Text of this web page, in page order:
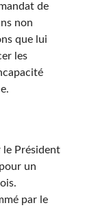
de
non
que lui
les
le Président
un
par le